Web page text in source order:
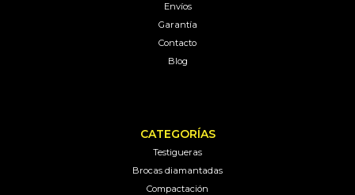
Envíos
Garantía
Contacto
Blog
CATEGORÍAS
Testigueras
Brocas diamantadas
Compactación